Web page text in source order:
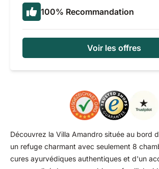
100% Recommandation
Voir les offres
Découvrez la Villa Amandro située au bord
un refuge charmant avec seulement 8
cures ayurvédiques authentiques et d'un